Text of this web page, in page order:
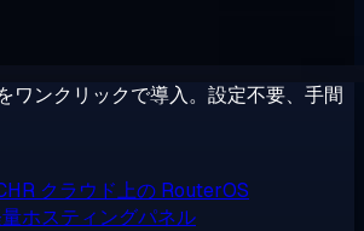
ワンクリックで導入。設定不要、手間
クラウド上の RouterOS
ホスティングパネル